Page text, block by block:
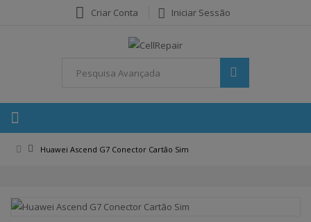
Criar Conta Iniciar Sessão
Huawei Ascend G7 Conector Cartão Sim